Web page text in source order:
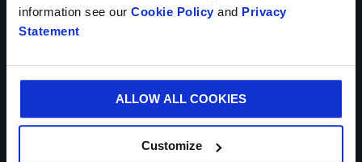
information see our Cookie Policy and Privacy
Statement
ALLOW ALL COOKIES
Customize
Até 5 arquivos podem ser carregados. Máx. 5Mb por arquivo
Sim, gostaria de receber atualizações da Smurfit Kappa
e aceito o conteúdo dadeclaração de privacidade.